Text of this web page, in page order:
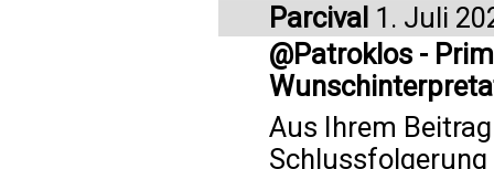
Parcival 1. Juli
@Patroklos -
Aus Ihrem